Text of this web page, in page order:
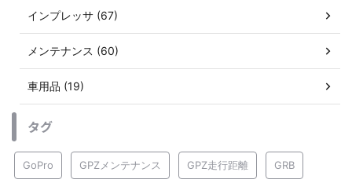
インプレッサ (67)
メンテナンス (60)
車用品 (19)
タグ
GoPro GPZメンテナンス GPZ走行距離 GRB